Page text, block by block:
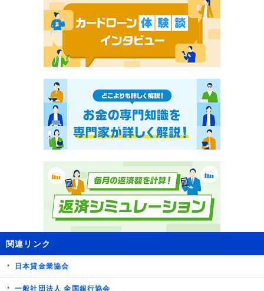
関連リンク
日本貸金業協会
一般社団法人 全国銀行協会